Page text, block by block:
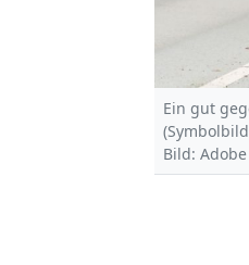
Ein gut
Bild: